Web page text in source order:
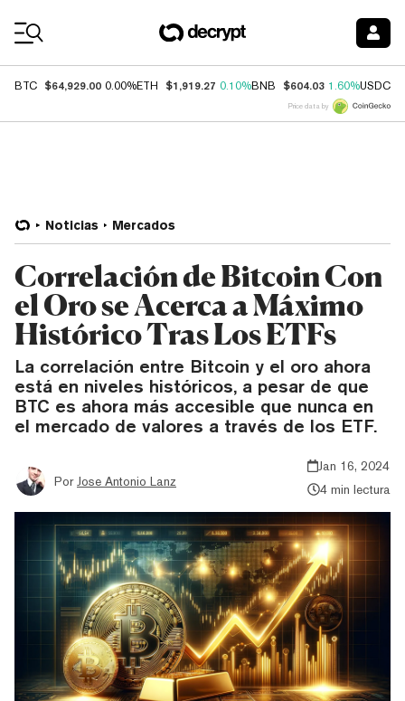
BTC $64,929.00 0.00%ETH $1,919.27 0.10%BNB $604.03 1.60%USDC
Price data by
Noticias Mercados
Correlación de Bitcoin Con
el Oro se Acerca a Máximo
Histórico Tras Los ETFs
La correlación entre Bitcoin y el oro ahora
está en niveles históricos, a pesar de que
BTC es ahora más accesible que nunca en
el mercado de valores a través de los ETF.
Por Jose Antonio Lanz
Jan 16, 2024
4 min lectura